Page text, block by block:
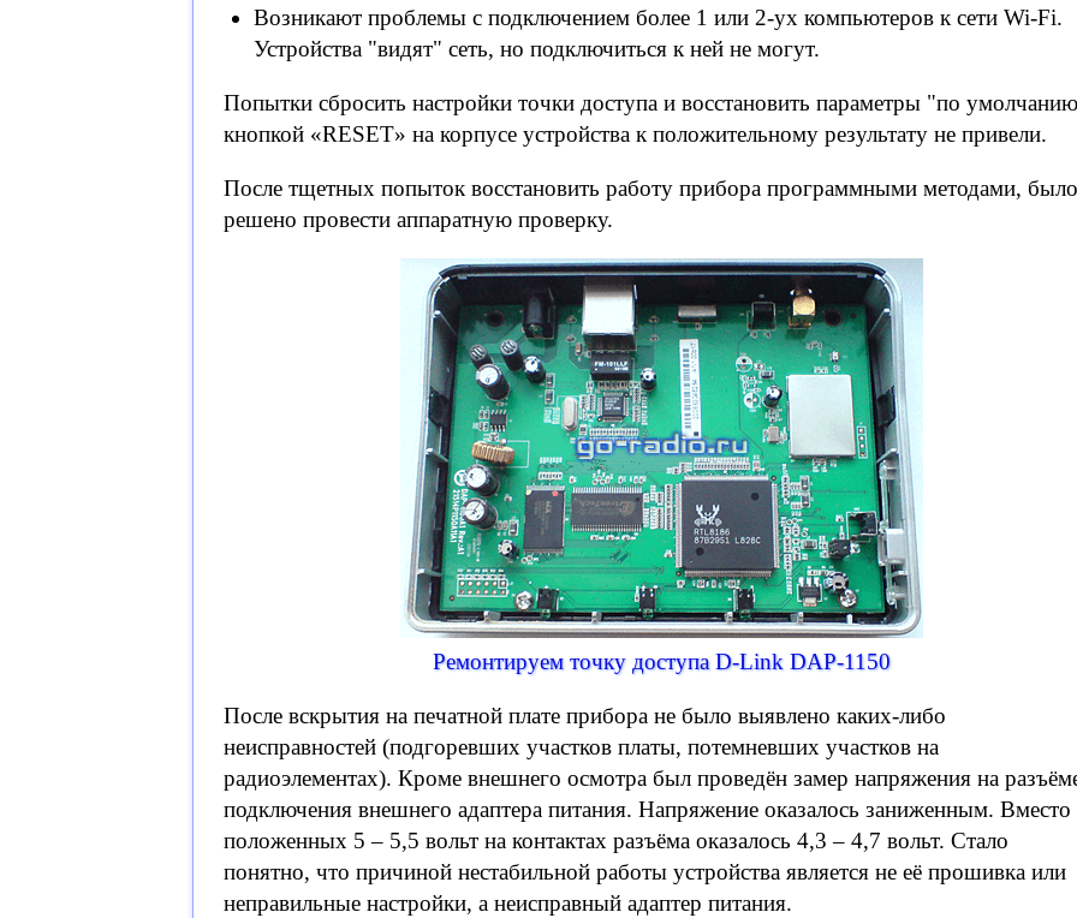
Возникают проблемы с подключением более 1 или 2-ух компьютеров к сети Wi-Fi.
Устройства "видят" сеть, но подключиться к ней не могут.
Попытки сбросить настройки точки доступа и восстановить параметры "по
кнопкой «RESET» на корпусе устройства к положительному результату не привели.
После тщетных попыток восстановить работу прибора программными методами, было
решено провести аппаратную проверку.
Ремонтируем точку доступа D-Link DAP-1150
После вскрытия на печатной плате прибора не было выявлено каких-либо
неисправностей (подгоревших участков платы, потемневших участков на
радиоэлементах). Кроме внешнего осмотра был проведён замер напряжения на
подключения внешнего адаптера питания. Напряжение оказалось заниженным. Вместо
положенных 5 – 5,5 вольт на контактах разъёма оказалось 4,3 – 4,7 вольт. Стало
понятно, что причиной нестабильной работы устройства является не её прошивка или
неправильные настройки, а неисправный адаптер питания.